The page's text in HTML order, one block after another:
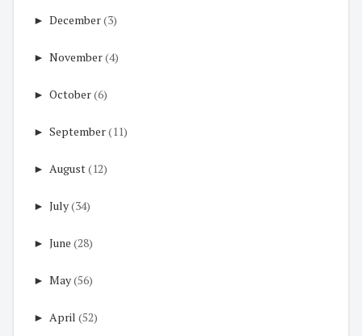
► December(3)
► November(4)
► October(6)
► September(11)
► August(12)
► July(34)
► June (28)
► May(56)
► April (52)